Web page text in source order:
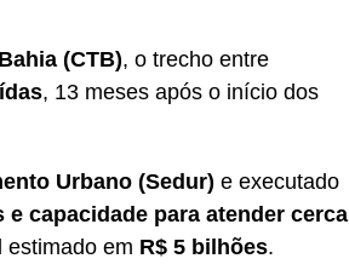
(CTB), o trecho entre
, 13 meses após o início dos
Urbano (Sedur) e executado
capacidade para atender cerca
estimado em R$ 5 bilhões.